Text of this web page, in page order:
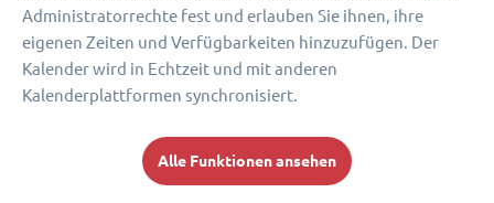
Administratorrechte fest und erlauben Sie ihnen, ihre
eigenen Zeiten und Verfügbarkeiten hinzuzufügen. Der
Kalender wird in Echtzeit und mit anderen
Kalenderplattformen synchronisiert.
Alle Funktionen ansehen